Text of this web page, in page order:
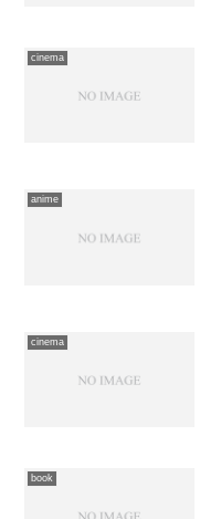
cinema
anime
cinema
book